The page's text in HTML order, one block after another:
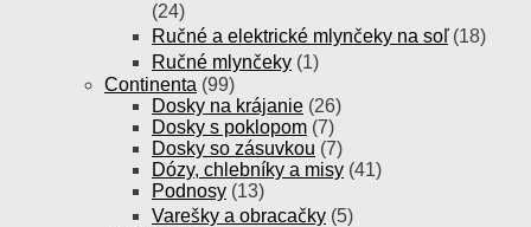
(24)
Ručné a elektrické mlynčeky na soľ (18)
Ručné mlynčeky (1)
Continenta (99)
Dosky na krájanie (26)
Dosky s poklopom (7)
Dosky so zásuvkou (7)
Dózy, chlebníky a misy (41)
Podnosy (13)
Varešky a obracačky (5)